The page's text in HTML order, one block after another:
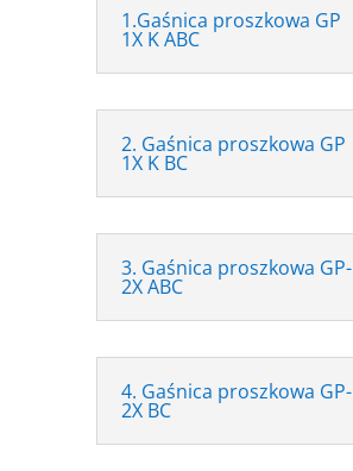
1.Gaśnica proszkowa GP
1X K ABC
2. Gaśnica proszkowa GP
1X K BC
3. Gaśnica proszkowa GP-
2X ABC
4. Gaśnica proszkowa GP-
2X BC